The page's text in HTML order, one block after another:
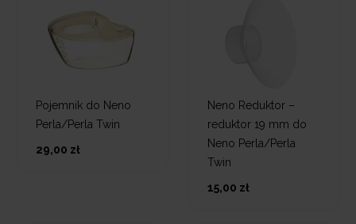
Pojemnik do Neno
Perla/Perla Twin
29,00 zł
Neno Reduktor –
reduktor 19 mm do
Neno Perla/Perla
Twin
15,00 zł